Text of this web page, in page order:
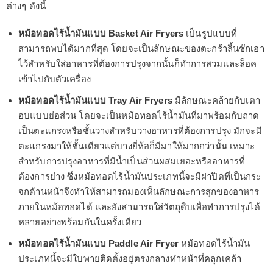
ต่างๆ ดังนี้
หม้อทอดไร้น้ำมันแบบ Basket Air Fryers เป็นรูปแบบที่
สามารถพบได้มากที่สุด โดยจะเป็นลักษณะของตะกร้าลิ้นชักเอา
ไว้สำหรับใส่อาหารที่ต้องการปรุงจากนั้นก็ทำการสวมและล็อค
เข้าไปกับตัวเครื่อง
หม้อทอดไร้น้ำมันแบบ Tray Air Fryersมีลักษณะคล้ายกับเตา
อบแบบย่อส่วน โดยจะเป็นหม้อทอดไร้น้ำมันที่มาพร้อมกับถาด
เป็นตะแกรงหรือชั้นวางสำหรับวางอาหารที่ต้องการปรุง มักจะมี
ตะแกรงมาให้ชั้นเดียวแต่บางยี่ห้อก็มีมาให้มากกว่านั้น เหมาะ
สำหรับการปรุงอาหารที่มีน้ำเป็นส่วนผสมเยอะหรืออาหารที่
ต้องการย่าง ซึ่งหม้อทอดไร้น้ำมันประเภทนี้จะมีฝาปิดที่เป็นกระ
จกด้านหน้าจึงทำให้สามารถมองเห็นลักษณะการสุกของอาหาร
ภายในหม้อทอดได้ และยังสามารถใส่วัตถุดิบเพื่อทำการปรุงได้
หลายอย่างพร้อมกันในครั้งเดียว
หม้อทอดไร้น้ำมันแบบ Paddle Air Fryerหม้อทอดไร้น้ำมัน
ประเภทนี้จะมีใบพายติดตั้งอยู่ตรงกลางทำหน้าที่คลุกเคล้า